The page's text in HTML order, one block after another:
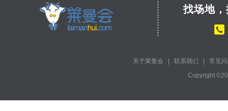
找场地
关于莱曼会 联系我们
常见
Copyright